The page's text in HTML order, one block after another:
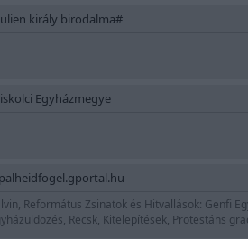
király birodalma#
Egyházmegye
Református Zsinatok és Hitvallások: Genfi
Recsk, Kitelepítések, Protestáns